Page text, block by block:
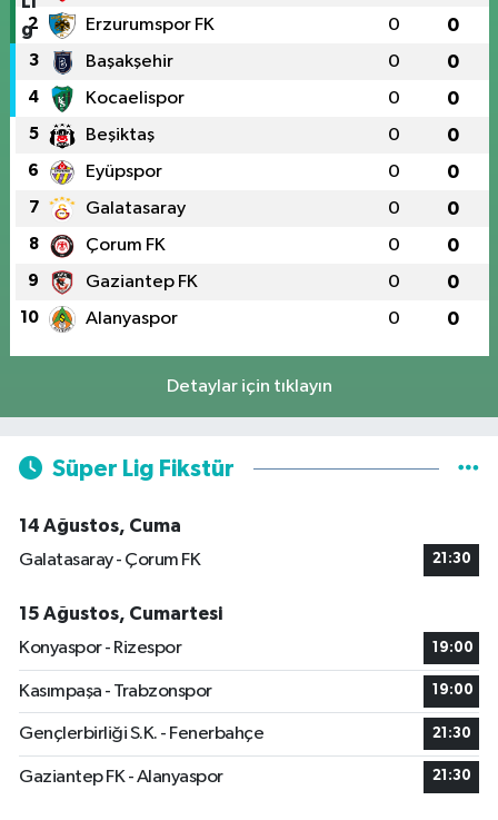
2 Erzurumspor FK 0 0
3 Başakşehir 0 0
4 Kocaelispor 0 0
5 Beşiktaş 0 0
6 Eyüpspor 0 0
7 Galatasaray 0 0
8 Çorum FK 0 0
9 Gaziantep FK 0 0
10 Alanyaspor 0 0
Detaylar için tıklayın
Süper Lig Fikstür
14 Ağustos, Cuma
Galatasaray - Çorum FK
21:30
15 Ağustos, Cumartesi
Konyaspor - Rizespor
19:00
Kasımpaşa - Trabzonspor 19:00
Gençlerbirliği S.K. - Fenerbahçe 21:30
Gaziantep FK - Alanyaspor 21:30